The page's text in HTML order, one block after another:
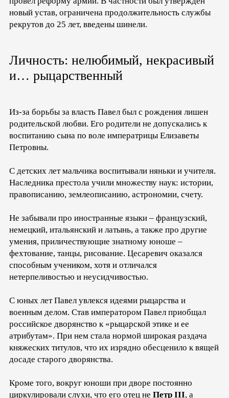
новый устав, ограничена продолжительность службы
рекрутов до 25 лет, введены шинели.
Личность: нелюбимый, некрасивый
и… рыцарственный
Из-за борьбы за власть Павел был с рождения лишен
родительской любви. Его родители не допускались к
воспитанию сына по воле императрицы Елизаветы
Петровны.
С детских лет мальчика воспитывали няньки и учителя.
Наследника престола учили множеству наук: истории,
правописанию, землеописанию, астрономии, счету.
Не забывали про иностранные языки – французский,
немецкий, итальянский и латынь, а также про другие
умения, приличествующие знатному юноше –
фехтование, танцы, рисование. Цесаревич оказался
способным учеником, хотя и отличался
нетерпеливостью и неусидчивостью.
С юных лет Павел увлекся идеями рыцарства и
военным делом. Став императором Павел приобщал
российское дворянство к «рыцарской этике и ее
атрибутам». При нем стала нормой широкая раздача
княжеских титулов, что их изрядно обесценило к вящей
досаде старого дворянства.
Кроме того, вокруг юноши при дворе постоянно
циркулировали слухи, что его отец не Петр III, а